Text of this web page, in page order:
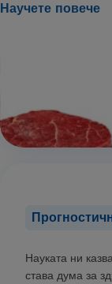
Научете повече
Науката ни
става дума за